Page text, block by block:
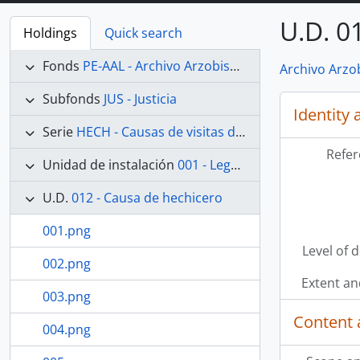
Holdings
Quick search
Fonds PE-AAL - Archivo Arzobispal de Lima
Subfonds JUS - Justicia
Serie HECH - Causas de visitas de hechicerías e Idolatrías
Unidad de instalación 001 - Legajo 01
U.D. 012 - Causa de hechicero
001.png
002.png
003.png
004.png
U.D.
Archivo
Identity
Level of
Extent
Content